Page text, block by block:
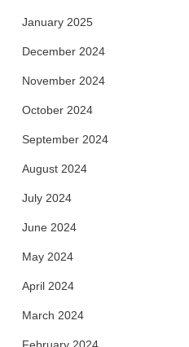
January 2025
December 2024
November 2024
October 2024
September 2024
August 2024
July 2024
June 2024
May 2024
April 2024
March 2024